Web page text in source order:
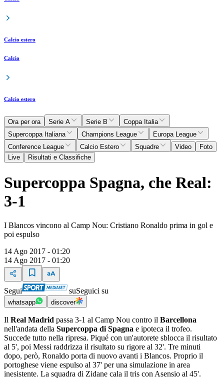
Calcio estero
Calcio
Calcio estero
Ora per ora Serie A Serie B
Coppa Italia
Supercoppa Italiana
Champions League
Europa League
Conference League
Calcio Estero Squadre Video
Foto
Live
Risultati e Classifiche
Supercoppa Spagna, che Real:
3-1
I Blancos vincono al Camp Nou: Cristiano Ronaldo prima in gol e
poi espulso
14 Ago 2017 - 01:20
14 Ago 2017 - 01:20
Segui suSeguici su
whatsapp discover
Il Real Madrid passa 3-1 al Camp Nou contro il Barcellona
nell'andata della Supercoppa di Spagna e ipoteca il trofeo.
Succede tutto nella ripresa. Piqué con un'autorete sblocca il risultato
al 5', poi Messi raddrizza il risultato su rigore al 32'. Tre minuti
dopo, però, Ronaldo porta di nuovo avanti i Blancos. Proprio il
portoghese viene espulso al 37' per una simulazione in area
inesistente. La squadra di Zidane cala il tris con Asensio al 45'.